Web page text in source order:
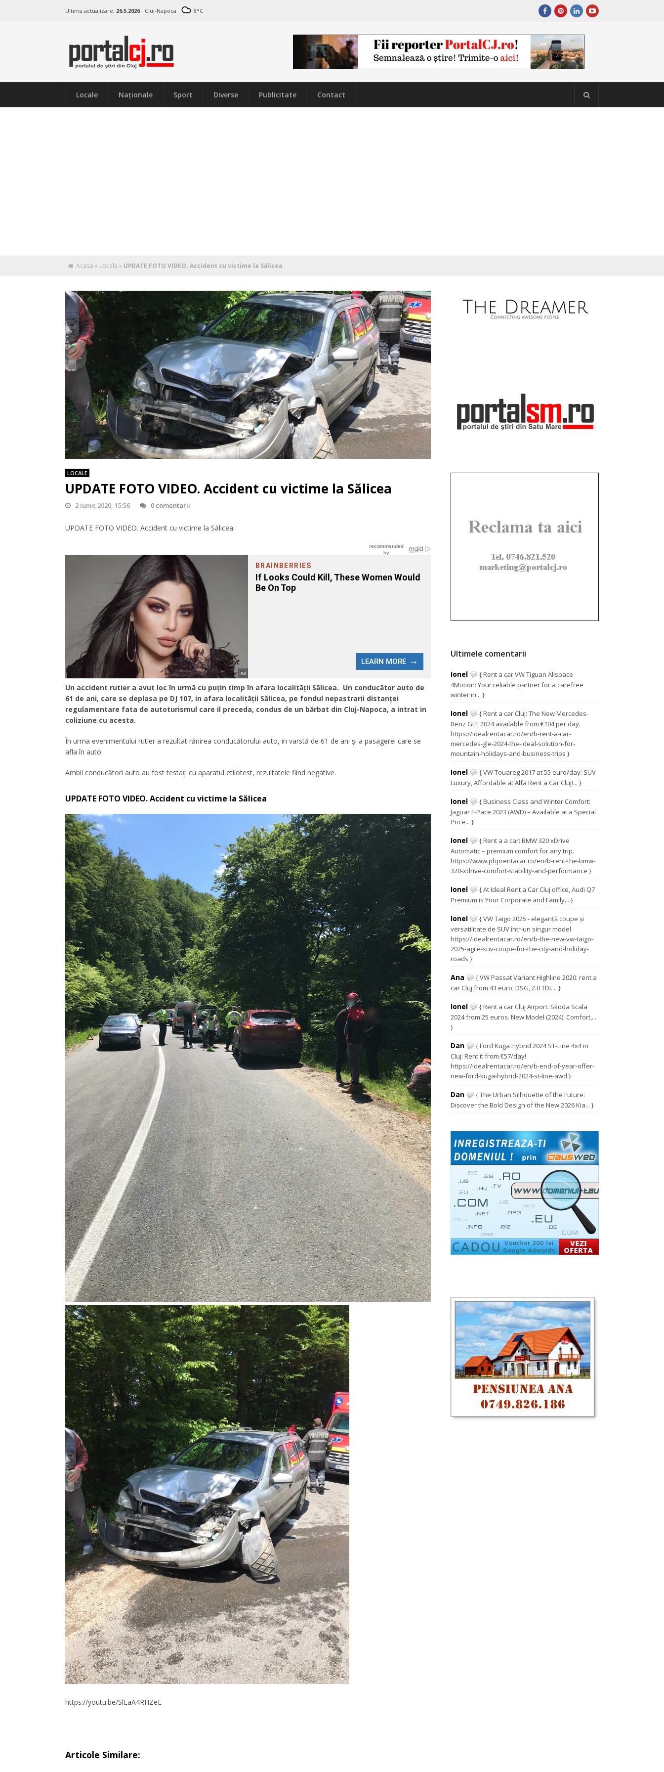
Ultima actualizare: 26.5.2026 Cluj-Napoca 8°C
Locale Naţionale Sport Diverse Publicitate Contact
Acasă » Locale » UPDATE FOTO VIDEO. Accident cu victime la Sălicea
LOCALE
UPDATE FOTO VIDEO. Accident cu victime la Sălicea
2 iunie 2020, 15:56 0 comentarii
UPDATE FOTO VIDEO. Accident cu victime la Sălicea.
Un accident rutier a avut loc în urmă cu puțin timp în afara localității Sălicea. Un conducător auto de
61 de ani, care se deplasa pe DJ 107, in afara localității Sălicea, pe fondul nepastrarii distanței
regulamentare fata de autoturismul care il preceda, condus de un bărbat din Cluj-Napoca, a intrat in
coliziune cu acesta.
În urma evenimentului rutier a rezultat rănirea conducătorului auto, in varstă de 61 de ani și a pasagerei care se
afla în auto.
Ambii conducători auto au fost testați cu aparatul etilotest, rezultatele fiind negative.
UPDATE FOTO VIDEO. Accident cu victime la Sălicea
https://youtu.be/SlLaA4RHZeE
Articole Similare:
Ultimele comentarii
Ionel
{ Rent a car VW Tiguan Allspace
4Motion: Your reliable partner for a carefree
winter in... }
Ionel
{ Rent a car Cluj: The New Mercedes-
Benz GLE 2024 available from €104 per day.
https://idealrentacar.ro/en/b-rent-a-car-
mercedes-gle-2024-the-ideal-solution-for-
mountain-holidays-and-business-trips }
Ionel
{ VW Touareg 2017 at 55 euro/day: SUV
Luxury, Affordable at Alfa Rent a Car Cluj!... }
Ionel
{ Business Class and Winter Comfort:
Jaguar F-Pace 2023 (AWD) – Available at a Special
Price... }
Ionel
{ Rent a a car: BMW 320 xDrive
Automatic – premium comfort for any trip.
https://www.phprentacar.ro/en/b-rent-the-bmw-
320-xdrive-comfort-stability-and-performance }
Ionel
{ At Ideal Rent a Car Cluj office, Audi Q7
Premium is Your Corporate and Family... }
Ionel
{ VW Taigo 2025 - eleganță coupe și
versatilitate de SUV într-un singur model
https://idealrentacar.ro/en/b-the-new-vw-taigo-
2025-agile-suv-coupe-for-the-city-and-holiday-
roads }
Ana
{ VW Passat Variant Highline 2020: rent a
car Cluj from 43 euro, DSG, 2.0 TDI.... }
Ionel
{ Rent a car Cluj Airport: Skoda Scala
2024 from 25 euros. New Model (2024): Comfort,...
}
Dan
{ Ford Kuga Hybrid 2024 ST-Line 4x4 in
Cluj: Rent it from €57/day!
https://idealrentacar.ro/en/b-end-of-year-offer-
new-ford-kuga-hybrid-2024-st-line-awd }
Dan
{ The Urban Silhouette of the Future:
Discover the Bold Design of the New 2026 Kia... }